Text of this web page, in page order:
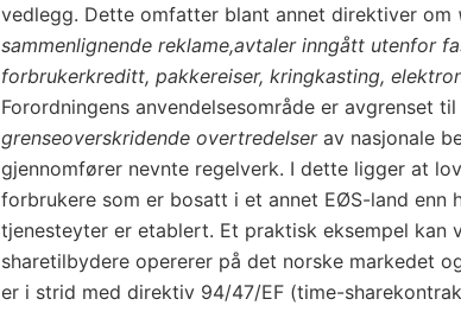
vedlegg. Dette omfatter blant annet direktiver om
sammenlignende reklame,avtaler inngått utenfor
forbrukerkreditt, pakkereiser, kringkasting,
Forordningens anvendelsesområde er avgrenset
grenseoverskridende overtredelserav nasjonale
gjennomfører nevnte regelverk. I dette ligger at
forbrukere som er bosatt i et annet EØS-land enn
tjenesteyter er etablert. Et praktisk eksempel kan
sharetilbydere opererer på det norske markedet
er i strid med direktiv 94/47/EF (time-